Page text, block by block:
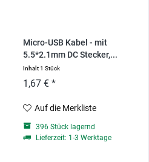
Micro-USB Kabel - mit
5.5*2.1mm DC Stecker,...
Inhalt1 Stück
1,67 € *
Auf die Merkliste
396 Stück lagernd
Lieferzeit: 1-3 Werktage